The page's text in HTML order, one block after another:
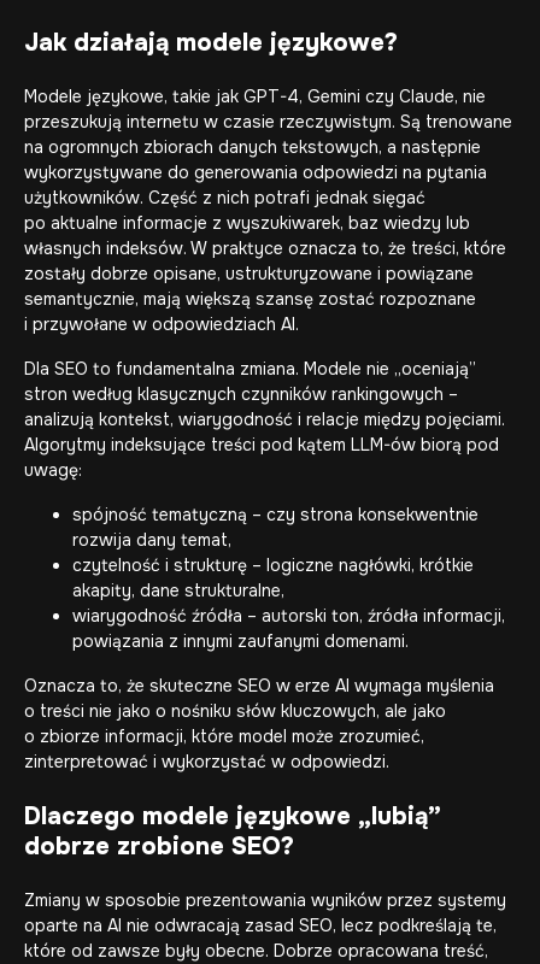
Jak działają modele językowe?
Modele językowe, takie jak GPT-4, Gemini czy Claude, nie
przeszukują internetu w czasie rzeczywistym. Są trenowane
na ogromnych zbiorach danych tekstowych, a następnie
wykorzystywane do generowania odpowiedzi na pytania
użytkowników. Część z nich potrafi jednak sięgać
po aktualne informacje z wyszukiwarek, baz wiedzy lub
własnych indeksów. W praktyce oznacza to, że treści, które
zostały dobrze opisane, ustrukturyzowane i powiązane
semantycznie, mają większą szansę zostać rozpoznane
i przywołane w odpowiedziach AI.
Dla SEO to fundamentalna zmiana. Modele nie „oceniają”
stron według klasycznych czynników rankingowych –
analizują kontekst, wiarygodność i relacje między pojęciami.
Algorytmy indeksujące treści pod kątem LLM-ów biorą pod
uwagę:
spójność tematyczną – czy strona konsekwentnie
rozwija dany temat,
czytelność i strukturę – logiczne nagłówki, krótkie
akapity, dane strukturalne,
wiarygodność źródła – autorski ton, źródła informacji,
powiązania z innymi zaufanymi domenami.
Oznacza to, że skuteczne SEO w erze AI wymaga myślenia
o treści nie jako o nośniku słów kluczowych, ale jako
o zbiorze informacji, które model może zrozumieć,
zinterpretować i wykorzystać w odpowiedzi.
Dlaczego modele językowe „lubią”
dobrze zrobione SEO?
Zmiany w sposobie prezentowania wyników przez systemy
oparte na AI nie odwracają zasad SEO, lecz podkreślają te,
które od zawsze były obecne. Dobrze opracowana treść,